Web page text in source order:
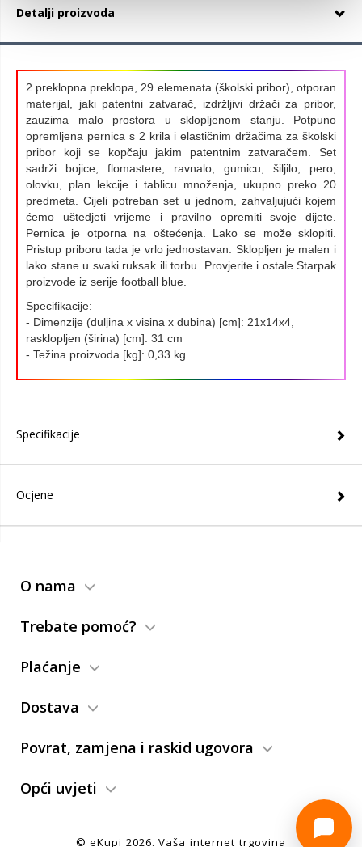
Detalji proizvoda
2 preklopna preklopa, 29 elemenata (školski pribor), otporan
materijal, jaki patentni zatvarač, izdržljivi držači za pribor,
zauzima malo prostora u sklopljenom stanju. Potpuno
opremljena pernica s 2 krila i elastičnim držačima za školski
pribor koji se kopčaju jakim patentnim zatvaračem. Set
sadrži bojice, flomastere, ravnalo, gumicu, šiljilo, pero,
olovku, plan lekcije i tablicu množenja, ukupno preko 20
predmeta. Cijeli potreban set u jednom, zahvaljujući kojem
ćemo uštedjeti vrijeme i pravilno opremiti svoje dijete.
Pernica je otporna na oštećenja. Lako se može sklopiti.
Pristup priboru tada je vrlo jednostavan. Sklopljen je malen i
lako stane u svaki ruksak ili torbu. Provjerite i ostale Starpak
proizvode iz serije football blue.
Specifikacije:
- Dimenzije (duljina x visina x dubina) [cm]: 21x14x4,
rasklopljen (širina) [cm]: 31 cm
- Težina proizvoda [kg]: 0,33 kg.
Specifikacije
Ocjene
O nama
Trebate pomoć?
Plaćanje
Dostava
Povrat, zamjena i raskid ugovora
Opći uvjeti
© eKupi 2026. Vaša internet trgovina